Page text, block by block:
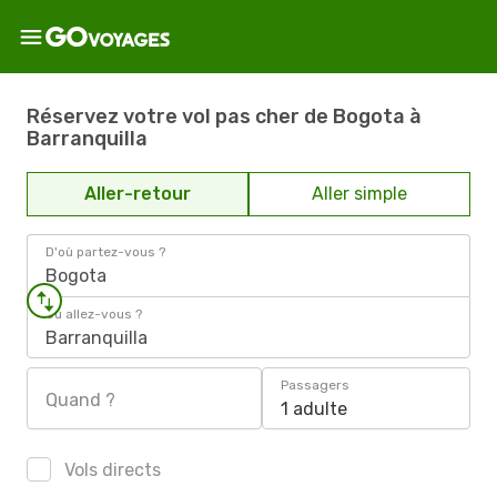
Réservez votre vol pas cher de Bogota à
Barranquilla
Aller-retour Aller simple
D'où partez-vous ?
Bogota
Où allez-vous ?
Barranquilla
Quand ?
Passagers
1 adulte
Vols directs